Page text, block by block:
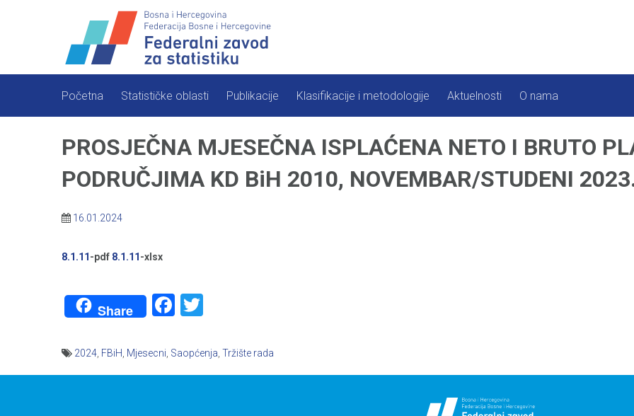
Početna Statističke oblasti Publikacije Klasifikacije i metodologije Aktuelnosti O nama
PROSJEČNA MJESEČNA ISPLAĆENA NETO I BRUTO
PODRUČJIMA KD BiH 2010, NOVEMBAR/STUDENI
16.01.2024
8.1.11-pdf 8.1.11-xlsx
Share Facebook
2024 FBiH Mjesecni Saopćenja Tržište rada